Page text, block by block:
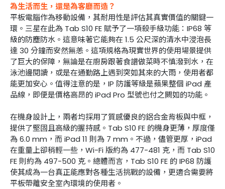
為生活而生，還是為客廳而造？
平板電腦作為移動設備，其耐用性是評估其真實價值的關鍵一
環。三星在此為 Tab S10 FE 賦予了一項殺手級功能：IP68 等
級的防塵防水。這意味著它能夠在 1.5 公尺深的清水中浸泡長
達 30 分鐘而安然無恙。這項規格為現實世界的使用場景提供
了巨大的保障，無論是在廚房跟著食譜做菜時不慎潑到水，在
泳池邊閱讀，或是在通勤路上遇到突如其來的大雨，使用者都
能更加安心。值得注意的是，IP 防護等級是蘋果整個 iPad 產
品線，即便是價格高昂的 iPad Pro 型號也付之闕如的功能。
在機身設計上，兩者均採用了質感優良的鋁合金背板與中框，
提供了堅固且高級的握持感。Tab S10 FE 的機身更薄，厚度僅
為 6.0 mm，而 iPad 11 則為 7 mm。不過，儘管更厚，iPad
在重量上卻稍輕一些，Wi-Fi 版約為 477-481 克，而 Tab S10
FE 則約為 497-500 克。總體而言，Tab S10 FE 的 IP68 防護
使其成為一台真正能應對各種生活挑戰的設備，更適合需要將
平板帶離安全室內環境的使用者。